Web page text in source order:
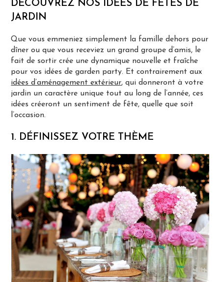
DÉCOUVREZ NOS IDÉES DE FÊTES DE
JARDIN
Que vous emmeniez simplement la famille dehors pour
dîner ou que vous receviez un grand groupe d’amis, le
fait de sortir crée une dynamique nouvelle et fraîche
pour vos idées de garden party. Et contrairement aux
idées d’aménagement extérieur, qui donneront à votre
jardin un caractère unique tout au long de l’année, ces
idées créeront un sentiment de fête, quelle que soit
l’occasion.
1. DÉFINISSEZ VOTRE THÈME